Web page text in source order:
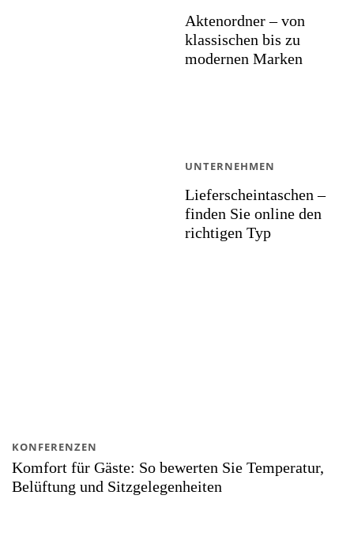
Aktenordner – von
klassischen bis zu
modernen Marken
Lieferscheintaschen –
finden Sie online den
richtigen Typ
UNTERNEHMEN
Komfort für Gäste: So bewerten Sie Temperatur,
Belüftung und Sitzgelegenheiten
KONFERENZEN